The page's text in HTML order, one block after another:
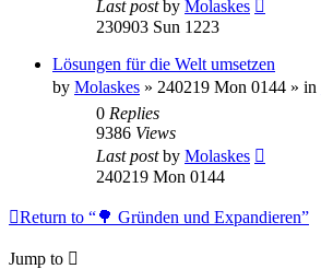
Last postby Molaskes
230903 Sun 1223
Lösungen für die Welt umsetzen
by Molaskes » 240219 Mon 0144 » in
0 Replies
9386 Views
Last postby Molaskes
240219 Mon 0144
Return to “🌳 Gründen und Expandieren”
Jump to